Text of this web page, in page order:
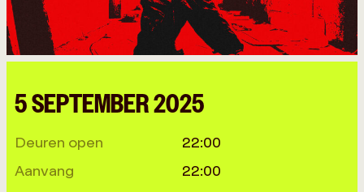
5 SEPTEMBER 2025
Deuren open
22:00
Aanvang
22:00